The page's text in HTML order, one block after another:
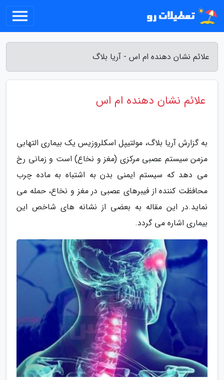
علائم نشان دهنده ام اس - آریا بلاگ
علائم نشان دهنده ام اس
به گزارش آریا بلاگ، مولتیپل اسکلروزیس یک بیماری التهابی
مزمن سیستم عصبی مرکزی (مغز و نخاع) است و زمانی رخ
می دهد که سیستم ایمنی بدن به اشتباه به ماده چرب
محافظت کننده از فیبرهای عصبی در مغز و نخاع، حمله می
نماید.در این مقاله به بعضی از نشانه های شاخص این
بیماری اشاره می گردد.